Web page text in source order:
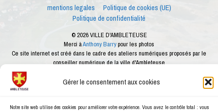
Gérer le consentement aux cookies
Notre site web utilise des cookies pour améliorer votre expérience. Vous avez le contrôle total : vous
mentions legales
Politique de cookies (UE)
Politique de confidentialité
© 2026 VILLE D'AMBLETEUSE
Merci àAnthony Barrypour les photos
Ce site internet est créé dans le cadre des ateliers numériques proposés par le
conseiller numérique de la ville d'Ambleteuse